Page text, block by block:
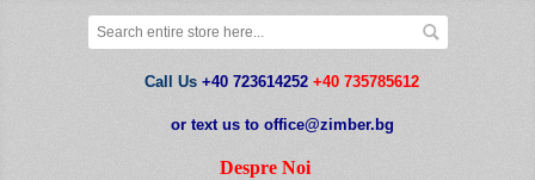
Call Us +40 723614252 +40 735785612
or text us to office@zimber.bg
Despre Noi